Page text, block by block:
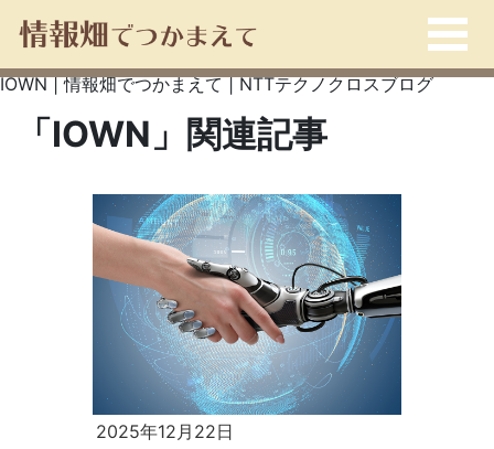
IOWN | 情報畑でつかまえて | NTTテクノクロスブログ
「IOWN」関連記事
2025年12月22日